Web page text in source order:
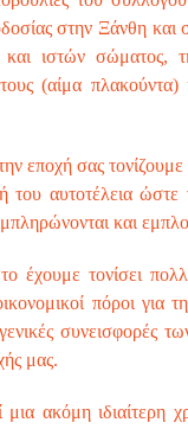
στην Ξάνθη και
και ιστών σώματος,
(αίμα
εποχή σας
του αυτοτέλεια
και
έχουμε τονίσει
πόροι για
συνεισφορές
μας.
μια ακόμη